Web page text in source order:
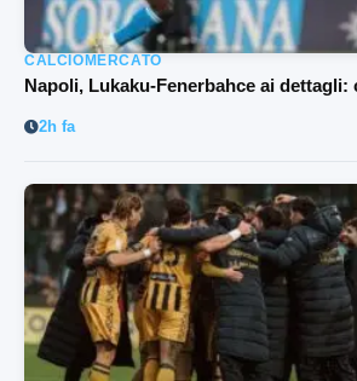
CALCIOMERCATO
Napoli, Lukaku-Fenerbahce ai dettagli:
2h fa